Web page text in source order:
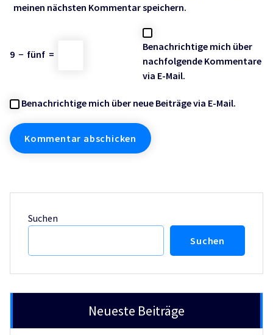
meinen nächsten Kommentar speichern.
9 − fünf =
Benachrichtige mich über
nachfolgende Kommentare
via E-Mail.
Benachrichtige mich über neue Beiträge via E-Mail.
Suchen
Suchen
Neueste Beiträge